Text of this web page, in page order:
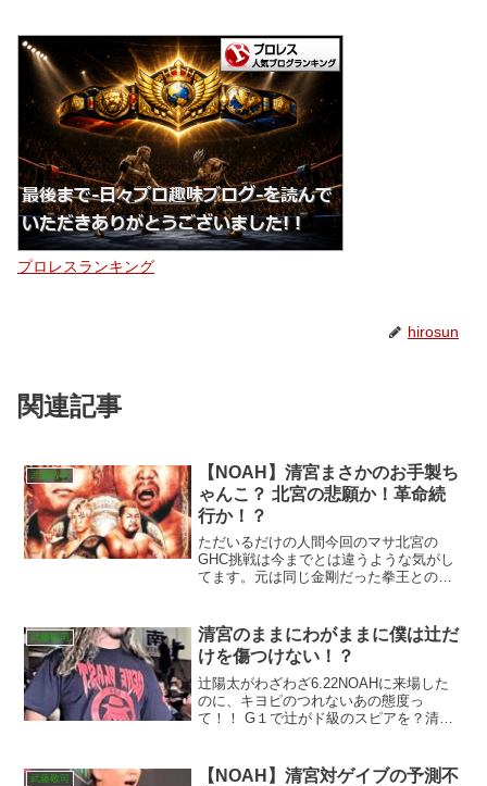
プロレスランキング
hirosun
関連記事
武藤敬司
【NOAH】清宮まさかのお手製ち
ゃんこ？ 北宮の悲願か！革命続
行か！？
ただいるだけの人間今回のマサ北宮の
GHC挑戦は今までとは違うような気がし
てます。元は同じ金剛だった拳王との対
をとことんまで見つめ、今回の挑戦に懸
ける決意が伝わってき...
武藤敬司
清宮のままにわがままに僕は辻だ
けを傷つけない！？
辻陽太がわざわざ6.22NOAHに来場した
のに、キヨピのつれないあの態度っ
て！！ G１で辻がド級のスピアを？清宮
武藤敬司
【NOAH】清宮対ゲイブの予測不